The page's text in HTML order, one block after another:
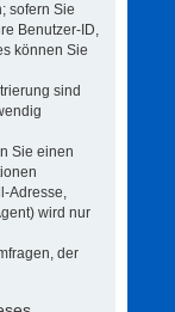
sofern Sie
Benutzer-ID,
können Sie
sind
Sie einen
Adresse,
wird nur
der